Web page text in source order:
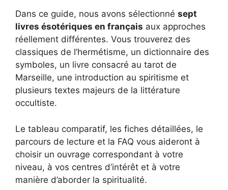
Dans ce guide, nous avons sélectionné sept
livres ésotériques en français aux approches
réellement différentes. Vous trouverez des
classiques de l’hermétisme, un dictionnaire des
symboles, un livre consacré au tarot de
Marseille, une introduction au spiritisme et
plusieurs textes majeurs de la littérature
occultiste.
Le tableau comparatif, les fiches détaillées, le
parcours de lecture et la FAQ vous aideront à
choisir un ouvrage correspondant à votre
niveau, à vos centres d’intérêt et à votre
manière d’aborder la spiritualité.